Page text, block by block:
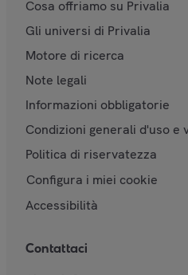
Cosa offriamo su Privalia
Gli universi di Privalia
Motore di ricerca
Note legali
Informazioni obbligatorie
Condizioni generali d'uso e
Politica di riservatezza
Configura i miei cookie
Accessibilità
Contattaci